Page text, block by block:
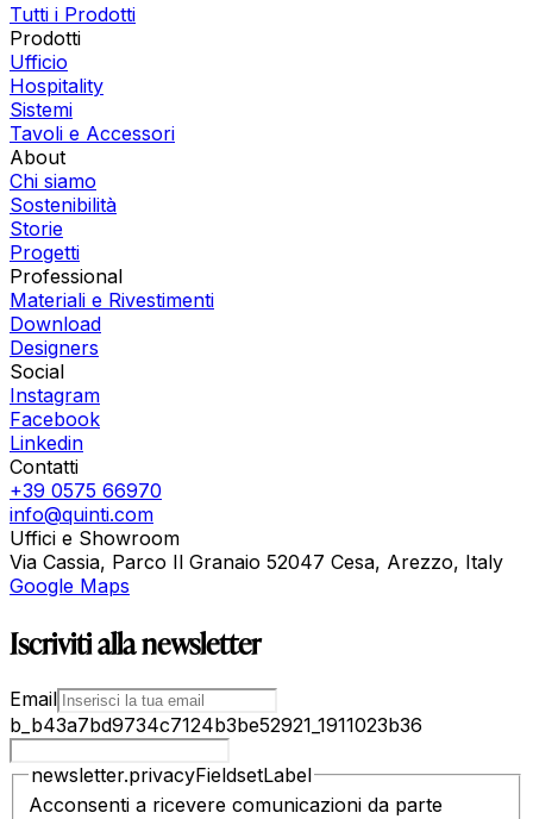
Tutti i Prodotti
Prodotti
Ufficio
Hospitality
Sistemi
Tavoli e Accessori
About
Chi siamo
Sostenibilità
Storie
Progetti
Professional
Materiali e Rivestimenti
Download
Designers
Social
Instagram
Facebook
Linkedin
Contatti
+39 0575 66970
info@quinti.com
Uffici e Showroom
Via Cassia, Parco Il Granaio 52047 Cesa, Arezzo, Italy
Google Maps
Iscriviti alla newsletter
Email
b_b43a7bd9734c7124b3be52921_1911023b36
newsletter.privacyFieldsetLabel
Acconsenti a ricevere comunicazioni da parte